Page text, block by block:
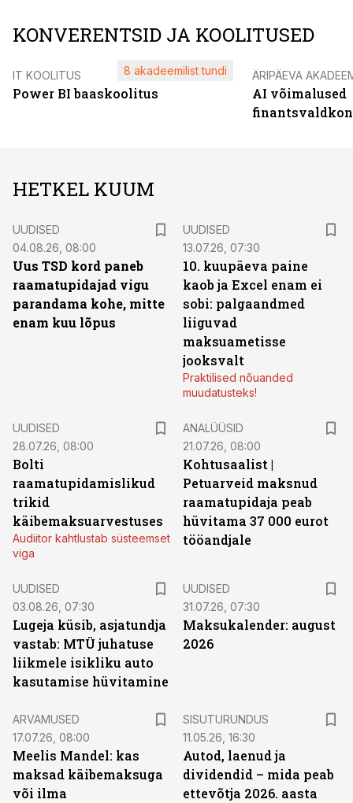
KONVERENTSID JA KOOLITUSED
IT KOOLITUS
Power BI baaskoolitus
8 akadeemilist tundi ÄRIPÄEVA
AI võimalused
HETKEL KUUM
UUDISED
04.08.26, 08:00
Uus TSD kord paneb
raamatupidajad vigu
parandama kohe, mitte
enam kuu lõpus
UUDISED
13.07.26, 07:30
10. kuupäeva paine
kaob ja Excel enam ei
sobi: palgaandmed
liiguvad
maksuametisse
jooksvalt
Praktilised nõuanded
muudatusteks!
UUDISED
28.07.26, 08:00
Bolti
raamatupidamislikud
trikid
käibemaksuarvestuses
Audiitor kahtlustab süsteemset
viga
ANALÜÜSID
21.07.26, 08:00
Kohtusaalist |
Petuarveid maksnud
raamatupidaja peab
hüvitama 37 000 eurot
tööandjale
UUDISED
03.08.26, 07:30
Lugeja küsib, asjatundja
vastab: MTÜ juhatuse
liikmele isikliku auto
kasutamise hüvitamine
UUDISED
31.07.26, 07:30
Maksukalender: august
2026
ARVAMUSED
17.07.26, 08:00
Meelis Mandel: kas
maksad käibemaksuga
või ilma
SISUTURUNDUS
11.05.26, 16:30
Autod, laenud ja
dividendid – mida peab
ettevõtja 2026. aasta